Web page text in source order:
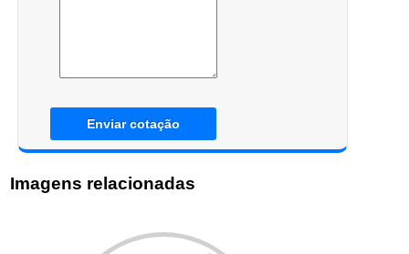
Enviar cotação
Imagens relacionadas